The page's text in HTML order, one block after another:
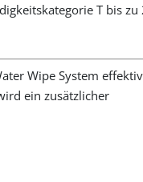
T bis zu
Wipe System
ein zusätzlicher